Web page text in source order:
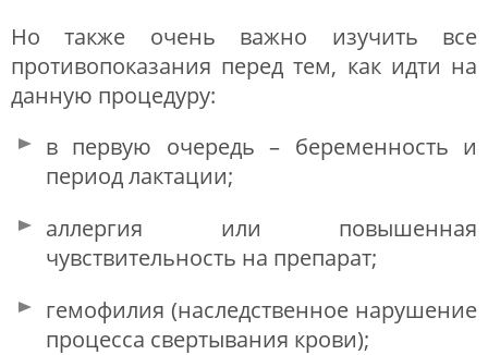
Но также очень важно изучить все
противопоказания перед тем, как идти на
данную процедуру:
в первую очередь – беременность и
период лактации;
аллергия или повышенная
чувствительность на препарат;
гемофилия (наследственное нарушение
процесса свертывания крови);